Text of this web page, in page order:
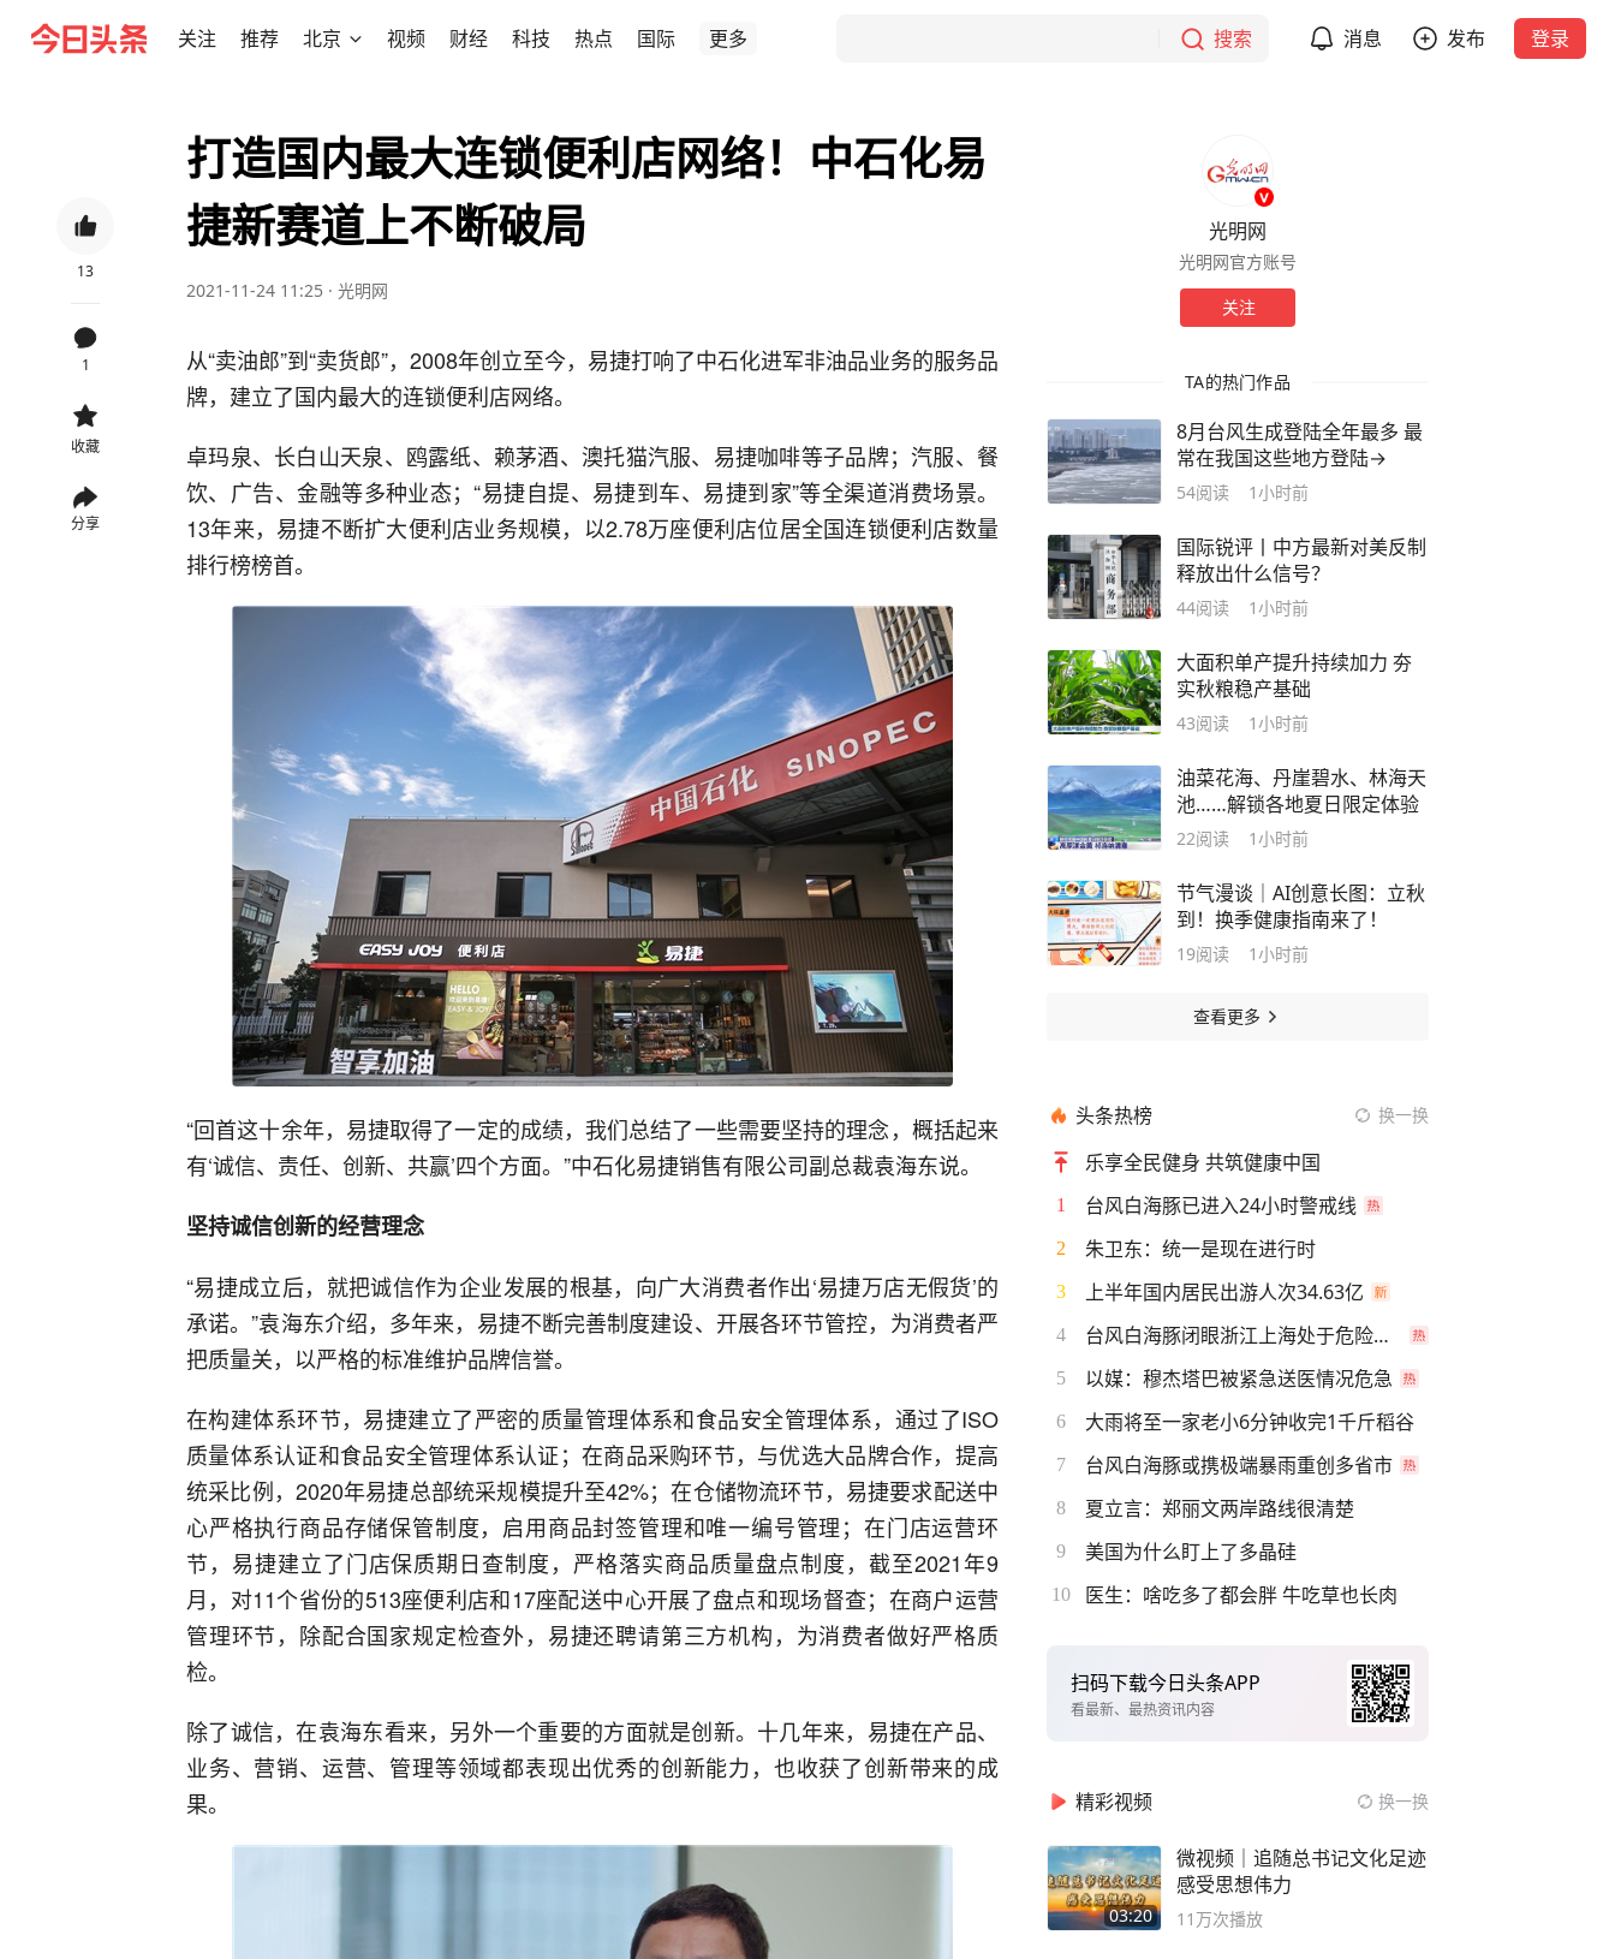
关注 推荐 北京 视频 财经 科技 热点 国际 更多 搜索 消息 发布 登录
13
1
收藏
分享
打造国内最大连锁便利店网络！中石化易
捷新赛道上不断破局
2021-11-24 11:25 · 光明网
从“卖油郎”到“卖货郎”，2008年创立至今，易捷打响了中石化进军非油品业务的服务品
牌，建立了国内最大的连锁便利店网络。
卓玛泉、长白山天泉、鸥露纸、赖茅酒、澳托猫汽服、易捷咖啡等子品牌；汽服、餐
饮、广告、金融等多种业态；“易捷自提、易捷到车、易捷到家”等全渠道消费场景。
13年来，易捷不断扩大便利店业务规模，以2.78万座便利店位居全国连锁便利店数量
排行榜榜首。
“回首这十余年，易捷取得了一定的成绩，我们总结了一些需要坚持的理念，概括起来
有‘诚信、责任、创新、共赢’四个方面。”中石化易捷销售有限公司副总裁袁海东说。
坚持诚信创新的经营理念
“易捷成立后，就把诚信作为企业发展的根基，向广大消费者作出‘易捷万店无假货’的
承诺。”袁海东介绍，多年来，易捷不断完善制度建设、开展各环节管控，为消费者严
把质量关，以严格的标准维护品牌信誉。
在构建体系环节，易捷建立了严密的质量管理体系和食品安全管理体系，通过了ISO
质量体系认证和食品安全管理体系认证；在商品采购环节，与优选大品牌合作，提高
统采比例，2020年易捷总部统采规模提升至42%；在仓储物流环节，易捷要求配送中
心严格执行商品存储保管制度，启用商品封签管理和唯一编号管理；在门店运营环
节，易捷建立了门店保质期日查制度，严格落实商品质量盘点制度，截至2021年9
月，对11个省份的513座便利店和17座配送中心开展了盘点和现场督查；在商户运营
管理环节，除配合国家规定检查外，易捷还聘请第三方机构，为消费者做好严格质
检。
除了诚信，在袁海东看来，另外一个重要的方面就是创新。十几年来，易捷在产品、
业务、营销、运营、管理等领域都表现出优秀的创新能力，也收获了创新带来的成
果。
光明网
光明网官方账号
关注
TA的热门作品
8月台风生成登陆全年最多 最
常在我国这些地方登陆→
54阅读 1小时前
国际锐评丨中方最新对美反制
释放出什么信号？
44阅读 1小时前
大面积单产提升持续加力 夯
实秋粮稳产基础
43阅读 1小时前
油菜花海、丹崖碧水、林海天
池……解锁各地夏日限定体验
22阅读 1小时前
节气漫谈｜AI创意长图：立秋
到！换季健康指南来了！
19阅读 1小时前
查看更多
头条热榜 换一换
乐享全民健身 共筑健康中国
1 台风白海豚已进入24小时警戒线
2 朱卫东：统一是现在进行时
3 上半年国内居民出游人次34.63亿
4 台风白海豚闭眼浙江上海处于危险半圆
5 以媒：穆杰塔巴被紧急送医情况危急
6 大雨将至一家老小6分钟收完1千斤稻谷
7 台风白海豚或携极端暴雨重创多省市
8 夏立言：郑丽文两岸路线很清楚
9 美国为什么盯上了多晶硅
10 医生：啥吃多了都会胖 牛吃草也长肉
扫码下载今日头条APP
看最新、最热资讯内容
精彩视频 换一换
03:20
微视频｜追随总书记文化足迹
感受思想伟力
11万次播放